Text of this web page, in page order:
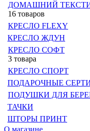
ДОМАШНИЙ
16 товаров
КРЕСЛО FLEXY
КРЕСЛО ЖДУН
КРЕСЛО СОФТ
3 товара
КРЕСЛО СПОРТ
ПОДАРОЧНЫЕ
ПОДУШКИ ДЛЯ
ТАЧКИ
ШТОРЫ ПРИНТ
О магазине